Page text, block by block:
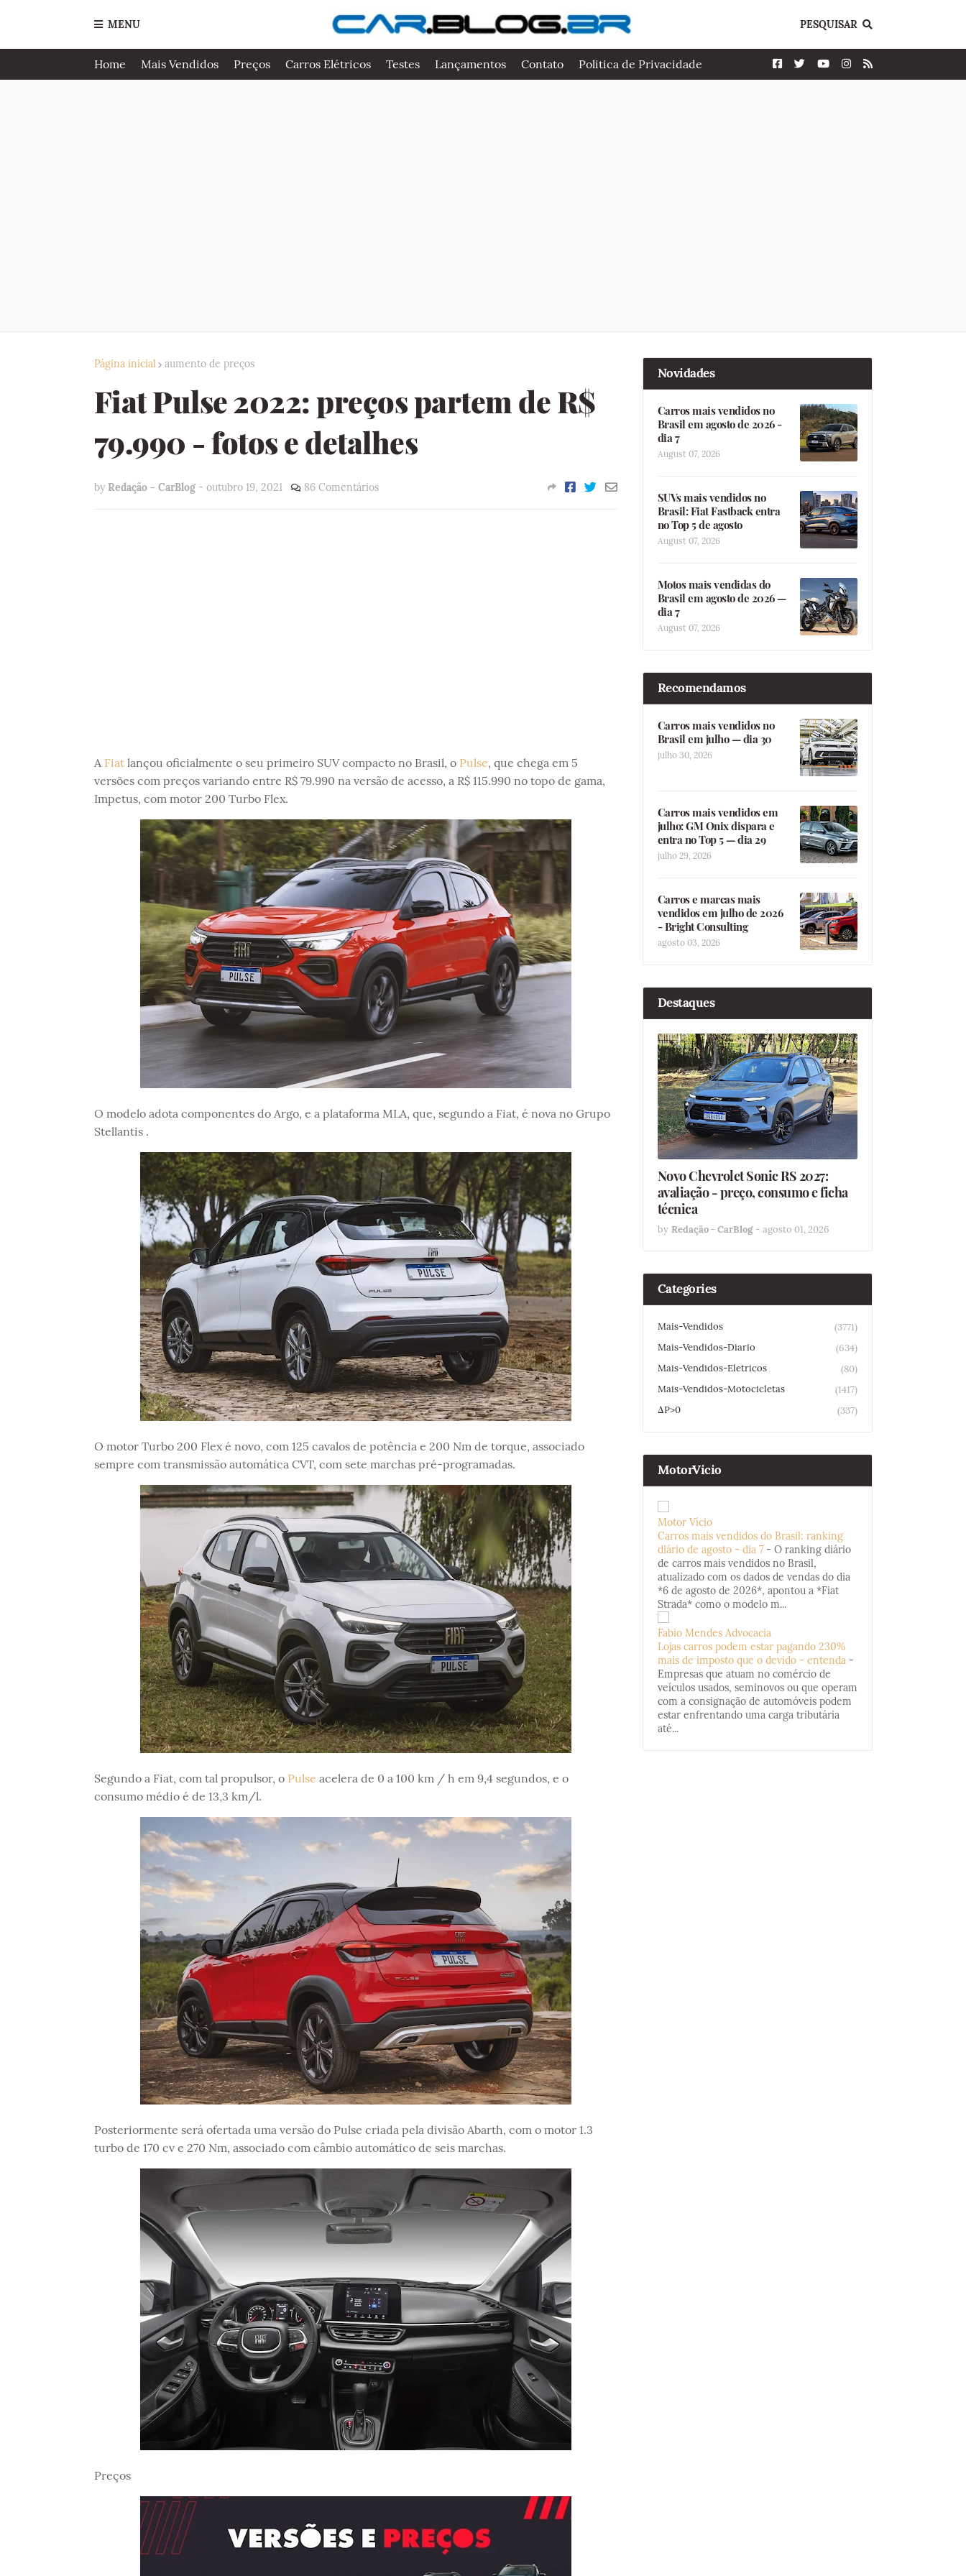
MENU PESQUISAR
Home Mais Vendidos Preços Carros Elétricos Testes Lançamentos Contato Politica de Privacidade
Página inicial aumento de preços
Fiat Pulse 2022: preços partem de R$
79.990 - fotos e detalhes
by Redação - CarBlog - outubro 19, 2021 86 Comentários
A Fiatlançou oficialmente o seu primeiro SUV compacto no Brasil, o Pulse, que chega em 5
versões com preços variando entre R$ 79.990 na versão de acesso, a R$ 115.990 no topo de gama,
Impetus, com motor 200 Turbo Flex.
O modelo adota componentes do Argo, e a plataforma MLA, que, segundo a Fiat, é nova no Grupo
Stellantis .
O motor Turbo 200 Flex é novo, com 125 cavalos de potência e 200 Nm de torque, associado
sempre com transmissão automática CVT, com sete marchas pré-programadas.
Segundo a Fiat, com tal propulsor, o Pulse acelera de 0 a 100 km / h em 9,4 segundos, e o
consumo médio é de 13,3 km/l.
Posteriormente será ofertada uma versão do Pulse criada pela divisão Abarth, com o motor 1.3
turbo de 170 cv e 270 Nm, associado com câmbio automático de seis marchas.
Preços
Novidades
Carros mais vendidos no
Brasil em agosto de 2026 -
dia 7
August 07, 2026
SUVs mais vendidos no
Brasil: Fiat Fastback entra
no Top 5 de agosto
August 07, 2026
Motos mais vendidas do
Brasil em agosto de 2026 —
dia 7
August 07, 2026
Recomendamos
Carros mais vendidos no
Brasil em julho — dia 30
julho 30, 2026
Carros mais vendidos em
julho: GM Onix dispara e
entra no Top 5 — dia 29
julho 29, 2026
Carros e marcas mais
vendidos em julho de 2026
- Bright Consulting
agosto 03, 2026
Destaques
Novo Chevrolet Sonic RS 2027:
avaliação - preço, consumo e ficha
técnica
by Redação - CarBlog - agosto 01, 2026
Categories
Mais-Vendidos
(3771)
Mais-Vendidos-Diario
(634)
Mais-Vendidos-Eletricos
(80)
Mais-Vendidos-Motocicletas
(1417)
ΔP>0
(337)
MotorVicio
Motor Vício
Carros mais vendidos do Brasil: ranking
diário de agosto - dia 7 - O ranking diário
de carros mais vendidos no Brasil,
atualizado com os dados de vendas do dia
*6 de agosto de 2026*, apontou a *Fiat
Strada* como o modelo m...
Fabio Mendes Advocacia
Lojas carros podem estar pagando 230%
mais de imposto que o devido - entenda -
Empresas que atuam no comércio de
veículos usados, seminovos ou que operam
com a consignação de automóveis podem
estar enfrentando uma carga tributária
até...